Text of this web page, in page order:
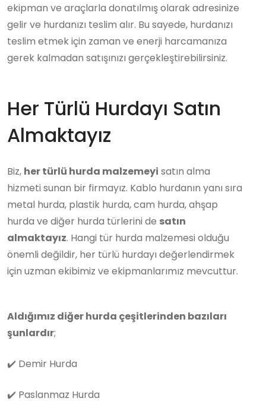
ekipman ve araçlarla donatılmış olarak adresinize
gelir ve hurdanızı teslim alır. Bu sayede, hurdanızı
teslim etmek için zaman ve enerji harcamanıza
gerek kalmadan satışınızı gerçekleştirebilirsiniz.
Her Türlü Hurdayı Satın
Almaktayız
Biz, her türlü hurda malzemeyi satın alma
hizmeti sunan bir firmayız. Kablo hurdanın yanı sıra
metal hurda, plastik hurda, cam hurda, ahşap
hurda ve diğer hurda türlerini de satın
almaktayız. Hangi tür hurda malzemesi olduğu
önemli değildir, her türlü hurdayı değerlendirmek
için uzman ekibimiz ve ekipmanlarımız mevcuttur.
Aldığımız diğer hurda çeşitlerinden bazıları
şunlardır;
✔️ Demir Hurda
✔️ Paslanmaz Hurda